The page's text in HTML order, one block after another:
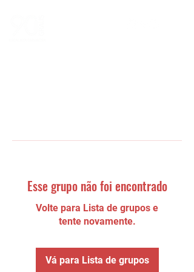
Esse grupo não foi encontrado
Volte para Lista de grupos e
tente novamente.
Vá para Lista de grupos